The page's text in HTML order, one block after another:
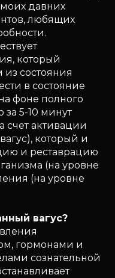
моих давних
любящих
который
состояния
в состояние
фоне полного
5-10 минут
счет активации
который и
и реставрацию
(на уровне
(на уровне
вагус?
гормонами и
сознательной